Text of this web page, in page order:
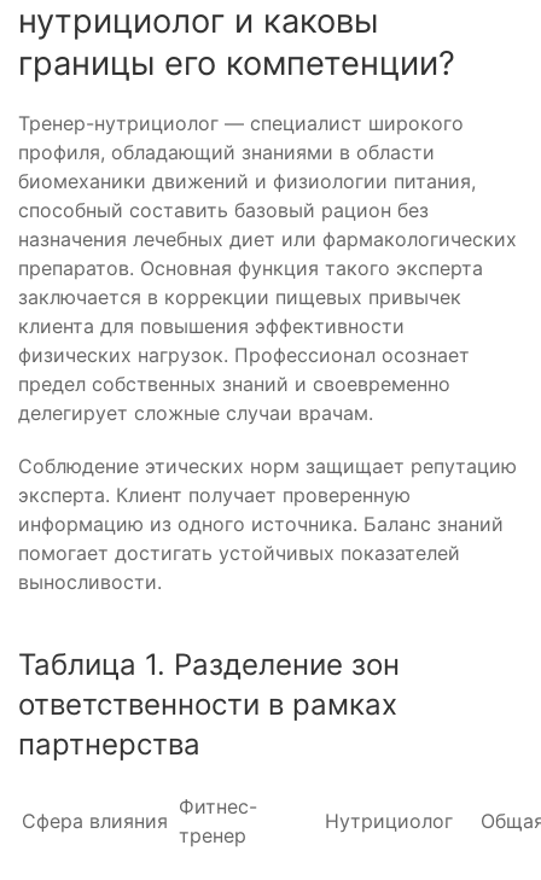
нутрициолог и каковы
границы его компетенции?
Тренер-нутрициолог — специалист широкого
профиля, обладающий знаниями в области
биомеханики движений и физиологии питания,
способный составить базовый рацион без
назначения лечебных диет или фармакологических
препаратов. Основная функция такого эксперта
заключается в коррекции пищевых привычек
клиента для повышения эффективности
физических нагрузок. Профессионал осознает
предел собственных знаний и своевременно
делегирует сложные случаи врачам.
Соблюдение этических норм защищает репутацию
эксперта. Клиент получает проверенную
информацию из одного источника. Баланс знаний
помогает достигать устойчивых показателей
выносливости.
Таблица 1. Разделение зон
ответственности в рамках
партнерства
Сфера влияния
Фитнес-
тренер
Нутрициолог